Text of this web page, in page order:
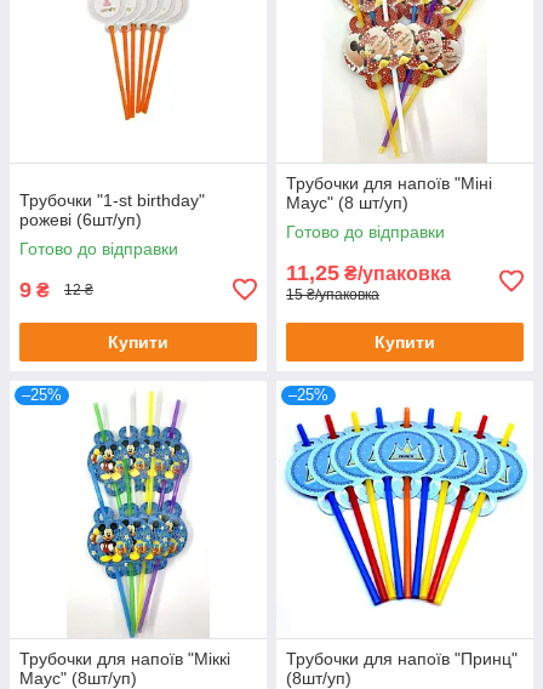
Трубочки "1-st birthday"
рожеві (6шт/уп)
Готово до відправки
9 ₴ 12 ₴
Купити
Трубочки для напоїв "Міні
Маус" (8 шт/уп)
Готово до відправки
11,25 ₴/упаковка
15 ₴/упаковка
Купити
–25%
Трубочки для напоїв "Міккі
Маус" (8шт/уп)
–25%
Трубочки для напоїв "Принц"
(8шт/уп)